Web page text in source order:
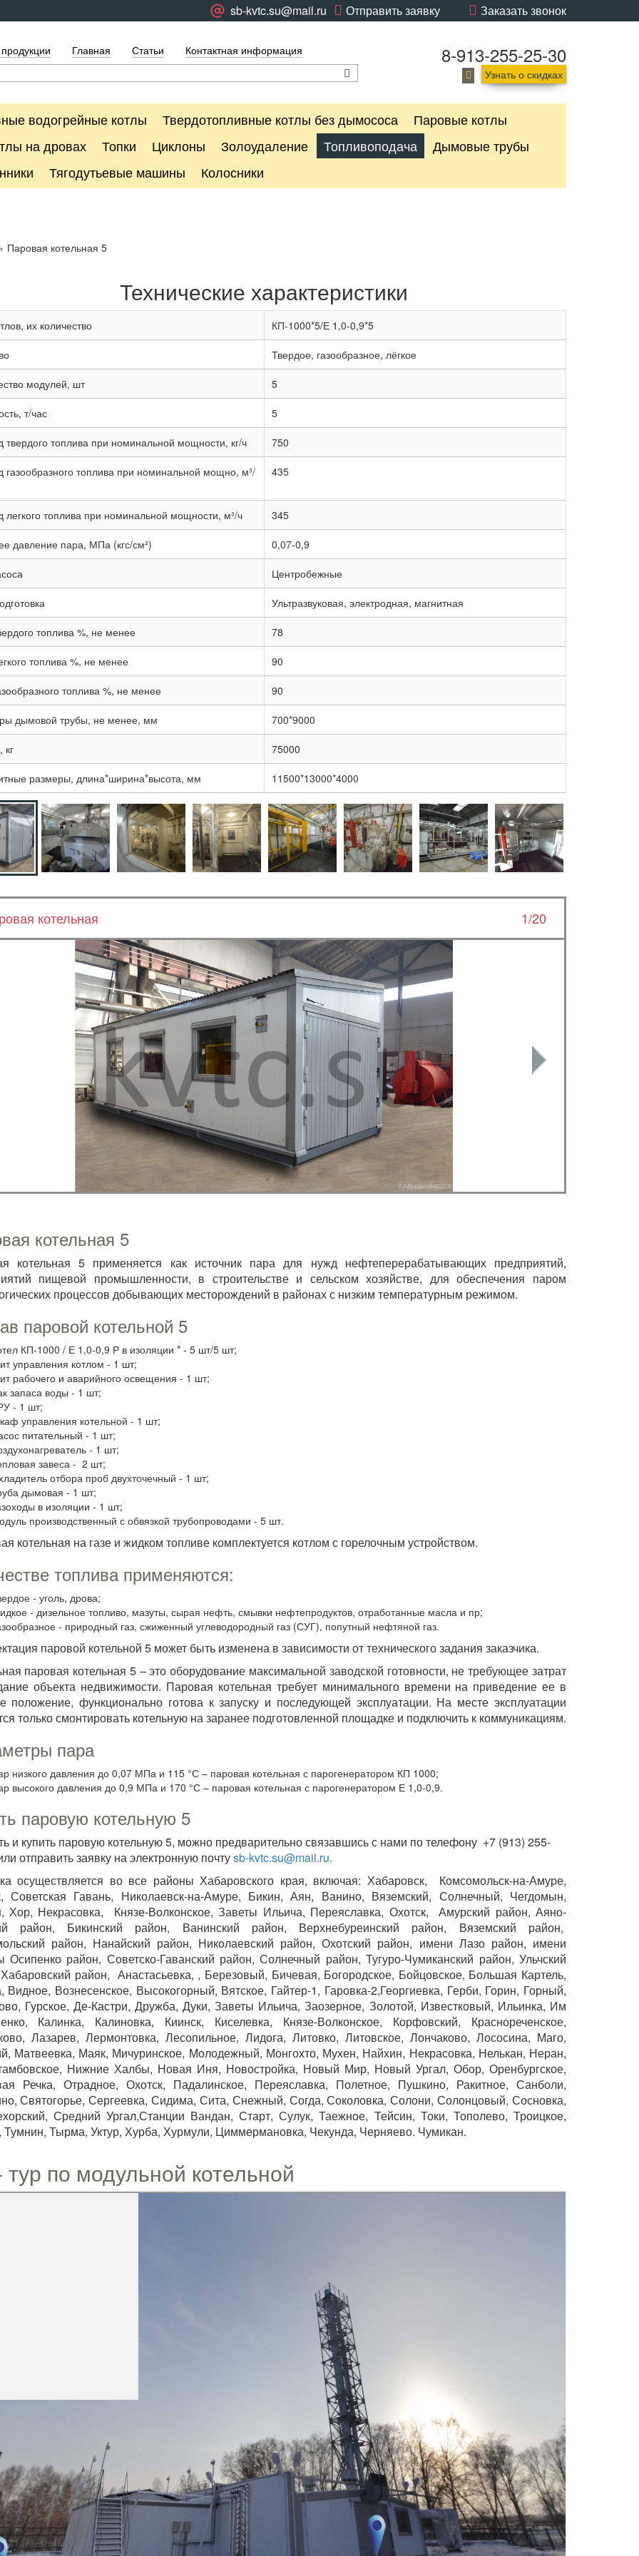
Заказать звонок
Отправить заявку
sb-kvtc.su@mail.ru
Главная Статьи Контактная информация 8-913-255-25-30
Узнать о скидках
водогрейные котлы Твердотопливные котлы без дымососа
Паровые котлы
на дровах Топки Циклоны Золоудаление Топливоподача
Дымовые трубы
Тягодутьевые машины Колосники
Паровая котельная 5
Технические характеристики
их количество КП-1000*5/Е 1,0-0,9*5
Твердое, газообразное, лёгкое
модулей, шт 5
т/час 5
твердого топлива при номинальной мощности, кг/ч 750
газообразного топлива при номинальной мощно, м³/
435
легкого топлива при номинальной мощности, м³/ч 345
давление пара, МПа (кгс/см²) 0,07-0,9
Центробежные
Ультразвуковая, электродная, магнитная
топлива %, не менее 78
топлива %, не менее 90
топлива %, не менее 90
дымовой трубы, не менее, мм 700*9000
кг 75000
размеры, длина*ширина*высота, мм 11500*13000*4000
котельная 1/20
котельная 5
котельная 5 применяется как источник пара для нужд нефтеперерабатывающих предприятий,
пищевой промышленности, в строительстве и сельском хозяйстве, для обеспечения паром
процессов добывающих месторождений в районах с низким температурным режимом.
паровой котельной 5
КП-1000 / Е 1,0-0,9 Р в изоляции * - 5 шт/5 шт;
управления котлом - 1 шт;
рабочего и аварийного освещения - 1 шт;
запаса воды - 1 шт;
- 1 шт;
управления котельной - 1 шт;
питательный - 1 шт;
- 1 шт;
завеса - 2 шт;
отбора проб двухточечный - 1 шт;
дымовая - 1 шт;
в изоляции - 1 шт;
производственный с обвязкой трубопроводами - 5 шт.
котельная на газе и жидком топливе комплектуется котлом с горелочным устройством.
топлива применяются:
- уголь, дрова;
- дизельное топливо, мазуты, сырая нефть, смывки нефтепродуктов, отработанные масла и пр;
- природный газ, сжиженный углеводородный газ (СУГ), попутный нефтяной газ.
паровой котельной 5 может быть изменена в зависимости от технического задания заказчика.
паровая котельная 5 – это оборудование максимальной заводской готовности, не требующее затрат
объекта недвижимости. Паровая котельная требует минимального времени на приведение ее в
положение, функционально готова к запуску и последующей эксплуатации. На месте эксплуатации
только смонтировать котельную на заранее подготовленной площадке и подключить к коммуникациям.
пара
низкого давления до 0,07 МПа и 115 °С – паровая котельная с парогенератором КП 1000;
высокого давления до 0,9 МПа и 170 °С – паровая котельная с парогенератором Е 1,0-0,9.
паровую котельную 5
и купить паровую котельную 5, можно предварительно связавшись с нами по телефону +7 (913) 255-
отправить заявку на электронную почтуsb-kvtc.su@mail.ru.
осуществляется во все районы Хабаровского края, включая: Хабаровск, Комсомольск-на-Амуре,
Советская Гавань, Николаевск-на-Амуре, Бикин, Аян, Ванино, Вяземский, Солнечный, Чегдомын,
Хор, Некрасовка, Князе-Волконское, Заветы Ильича, Переяславка, Охотск, Амурский район, Аяно-
район, Бикинский район, Ванинский район, Верхнебуреинский район, Вяземский район,
район, Нанайский район, Николаевский район, Охотский район, имени Лазо район, имени
Осипенко район, Советско-Гаванский район, Солнечный район, Тугуро-Чумиканский район, Ульчский
район, Анастасьевка, , Березовый, Бичевая, Богородское, Бойцовское, Большая Картель,
Видное, Вознесенское, Высокогорный, Вятское, Гайтер-1, Гаровка-2,Георгиевка, Герби, Горин, Горный,
Гурское, Де-Кастри, Дружба, Дуки, Заветы Ильича, Заозерное, Золотой, Известковый, Ильинка, Им
Калинка, Калиновка, Киинск, Киселевка, Князе-Волконское, Корфовский, Краснореченское,
Лазарев, Лермонтовка, Лесопильное, Лидога, Литовко, Литовское, Лончаково, Лососина, Маго,
Матвеевка, Маяк, Мичуринское, Молодежный, Монгохто, Мухен, Найхин, Некрасовка, Нелькан, Неран,
Нижние Халбы, Новая Иня, Новостройка, Новый Мир, Новый Ургал, Обор, Оренбургское,
Речка, Отрадное, Охотск, Падалинское, Переяславка, Полетное, Пушкино, Ракитное, Санболи,
Святогорье, Сергеевка, Сидима, Сита, Снежный, Согда, Соколовка, Солони, Солонцовый, Сосновка,
Средний Ургал,Станции Вандан, Старт, Сулук, Таежное, Тейсин, Токи, Тополево, Троицкое,
Тумнин, Тырма, Уктур, Хурба, Хурмули, Циммермановка, Чекунда, Черняево. Чумикан.
тур по модульной котельной